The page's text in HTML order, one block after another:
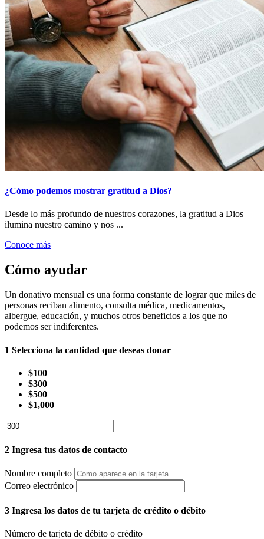
¿Cómo podemos mostrar gratitud a Dios?
Desde lo más profundo de nuestros corazones, la gratitud a Dios
ilumina nuestro camino y nos ...
Conoce más
Cómo ayudar
Un donativo mensual es una forma constante de lograr que miles de
personas reciban alimento, consulta médica, medicamentos,
albergue, educación, y muchos otros beneficios a los que no
podemos ser indiferentes.
1 Selecciona la cantidad que deseas donar
$100
$300
$500
$1,000
2 Ingresa tus datos de contacto
Nombre completo
Correo electrónico
3 Ingresa los datos de tu tarjeta de crédito o débito
Número de tarjeta de débito o crédito